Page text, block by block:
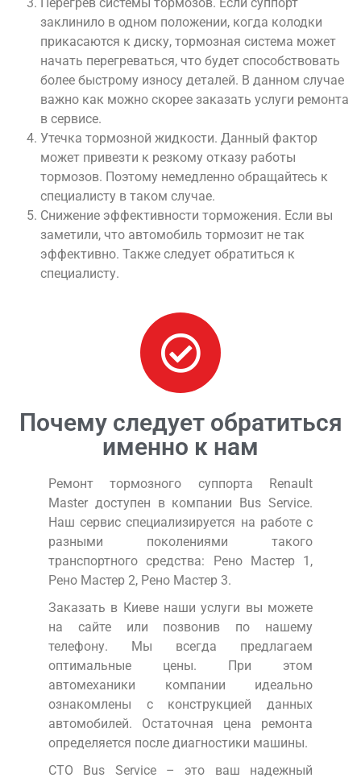
заклинило в одном положении, когда колодки
прикасаются к диску, тормозная система может
начать перегреваться, что будет способствовать
более быстрому износу деталей. В данном случае
важно как можно скорее заказать услуги ремонта
в сервисе.
Утечка тормозной жидкости. Данный фактор
может привезти к резкому отказу работы
тормозов. Поэтому немедленно обращайтесь к
специалисту в таком случае.
Снижение эффективности торможения. Если вы
заметили, что автомобиль тормозит не так
эффективно. Также следует обратиться к
специалисту.
Почему следует обратиться
именно к нам
Ремонт тормозного суппорта Renault
Master доступен в компании Bus Service.
Наш сервис специализируется на работе с
разными поколениями такого
транспортного средства: Рено Мастер 1,
Рено Мастер 2, Рено Мастер 3.
Заказать в Киеве наши услуги вы можете
на сайте или позвонив по нашему
телефону. Мы всегда предлагаем
оптимальные цены. При этом
автомеханики компании идеально
ознакомлены с конструкцией данных
автомобилей. Остаточная цена ремонта
определяется после диагностики машины.
СТО Bus Service – это ваш надежный